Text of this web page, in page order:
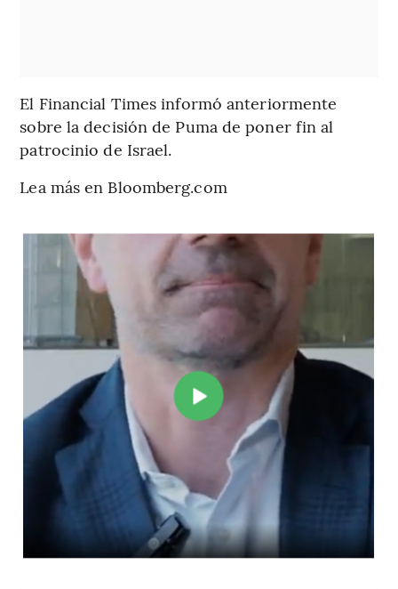
El Financial Times informó anteriormente
sobre la decisión de Puma de poner fin al
patrocinio de Israel.
Lea más en Bloomberg.com